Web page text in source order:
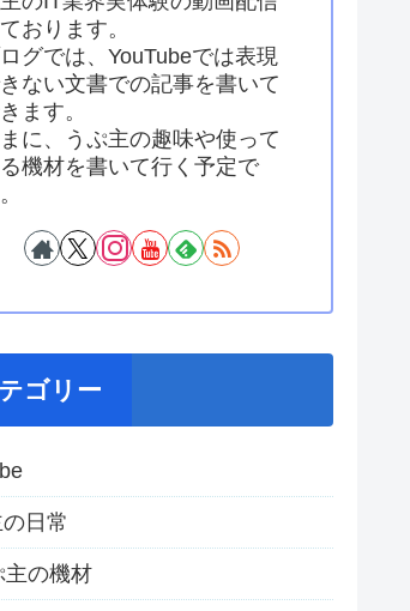
おります。
グでは、YouTubeでは表現
ない文書での記事を書いて
ます。
に、うぷ主の趣味や使って
機材を書いて行く予定で
ゴリー
日常
主の機材